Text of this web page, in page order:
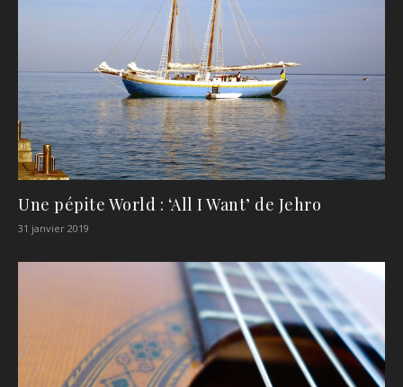
Une pépite World : ‘All I Want’ de Jehro
31 janvier 2019